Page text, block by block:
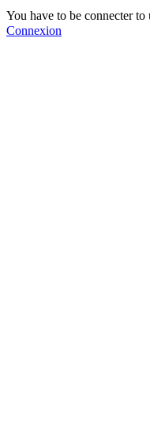
You have to be connecter
Connexion